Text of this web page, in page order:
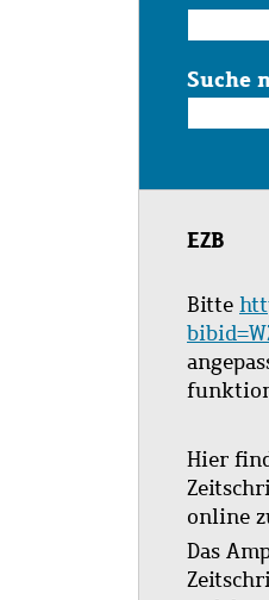
im
Katalog
Suche
nach
Journals
EZB
Bitte
Hier
online
Das